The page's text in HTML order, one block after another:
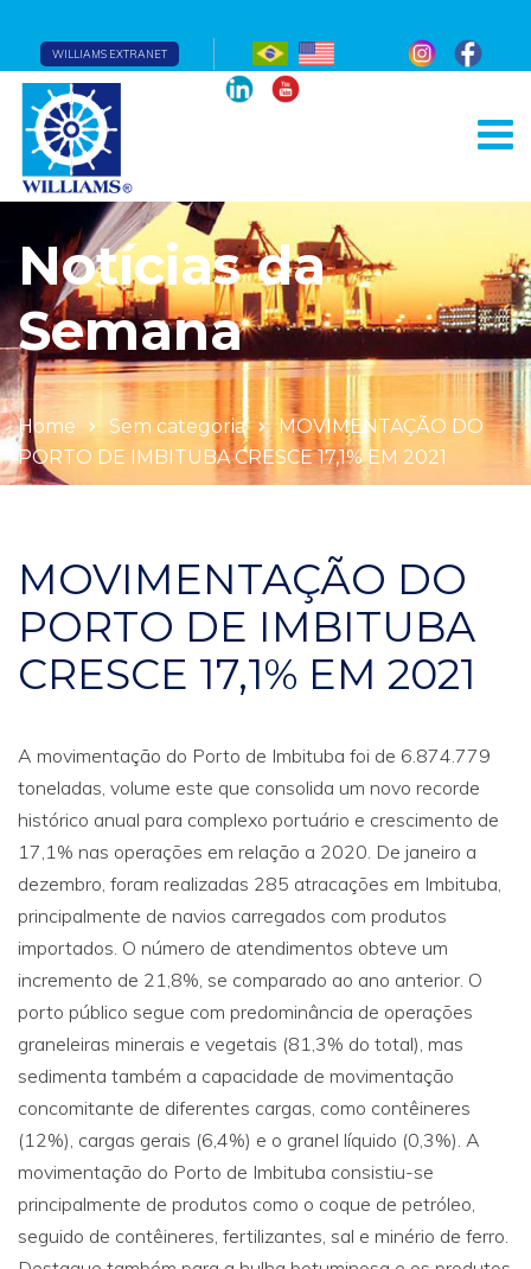
WILLIAMS EXTRANET
Notícias da
Semana
Home Sem categoria
MOVIMENTAÇÃO DO
PORTO DE IMBITUBA CRESCE 17,1% EM 2021
MOVIMENTAÇÃO DO
PORTO DE IMBITUBA
CRESCE 17,1% EM 2021
A movimentação do Porto de Imbituba foi de 6.874.779
toneladas, volume este que consolida um novo recorde
histórico anual para complexo portuário e crescimento de
17,1% nas operações em relação a 2020. De janeiro a
dezembro, foram realizadas 285 atracações em Imbituba,
principalmente de navios carregados com produtos
importados. O número de atendimentos obteve um
incremento de 21,8%, se comparado ao ano anterior. O
porto público segue com predominância de operações
graneleiras minerais e vegetais (81,3% do total), mas
sedimenta também a capacidade de movimentação
concomitante de diferentes cargas, como contêineres
(12%), cargas gerais (6,4%) e o granel líquido (0,3%). A
movimentação do Porto de Imbituba consistiu-se
principalmente de produtos como o coque de petróleo,
seguido de contêineres, fertilizantes, sal e minério de ferro.